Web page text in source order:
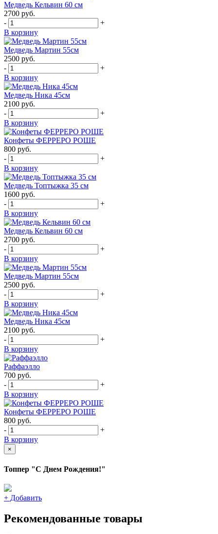
Медведь Кельвин 60 см
2700 руб.
-
+
В корзину
Медведь Мартин 55см
2500 руб.
-
+
В корзину
Медведь Ника 45см
2100 руб.
-
+
В корзину
Конфеты ФЕРРЕРО РОШЕ
800 руб.
-
+
В корзину
Медведь Топтыжка 35 см
1600 руб.
-
+
В корзину
Медведь Кельвин 60 см
2700 руб.
-
+
В корзину
Медведь Мартин 55см
2500 руб.
-
+
В корзину
Медведь Ника 45см
2100 руб.
-
+
В корзину
Раффаэлло
700 руб.
-
+
В корзину
Конфеты ФЕРРЕРО РОШЕ
800 руб.
-
+
В корзину
×
Топпер "С Днем Рождения!"
+ Добавить
Рекомендованные товары